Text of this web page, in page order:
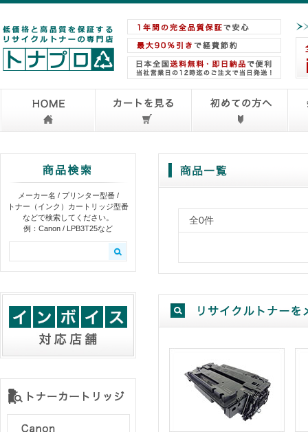
メーカー名 / プリンター型番 /
トナー（インク）カートリッジ型番
などで検索してください。
例：Canon / LPB3T25など
全0件